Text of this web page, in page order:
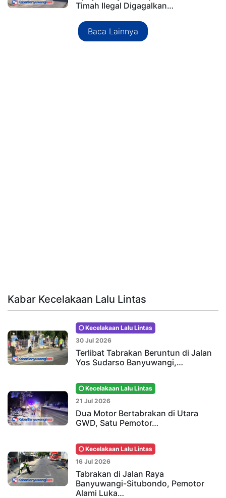
Timah Ilegal Digagalkan…
Baca Lainnya
Kabar Kecelakaan Lalu Lintas
Kecelakaan Lalu Lintas
30 Jul 2026
Terlibat Tabrakan Beruntun di Jalan
Yos Sudarso Banyuwangi,…
Kecelakaan Lalu Lintas
21 Jul 2026
Dua Motor Bertabrakan di Utara
GWD, Satu Pemotor…
Kecelakaan Lalu Lintas
16 Jul 2026
Tabrakan di Jalan Raya
Banyuwangi-Situbondo, Pemotor
Alami Luka…